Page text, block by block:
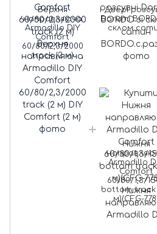
Верхня
направляюча
Armadillo DIY
Comfort
60/80/2,3/2000
track (2 м)
Двері
Darumi
склом
Нижня
Armadillo
Comfort
60/80/1,3/
bottom track
м)(CFG-